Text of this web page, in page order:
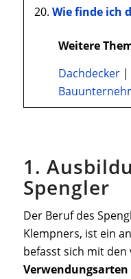
Wie finde ich
Weitere
Dachdecker|
1.
Spengler
Der Beruf des
Klempners, ist ein
befasst sich mit den
Verwendungsarten